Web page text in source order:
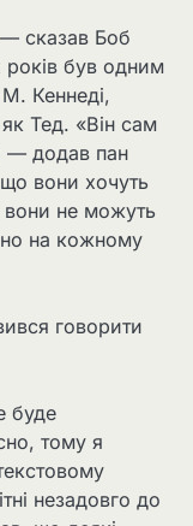
сказав Боб
був одним
М. Кеннеді,
як Тед. «Він сам
— додав пан
вони хочуть
не можуть
на кожному
говорити
буде
тому я
незадовго до